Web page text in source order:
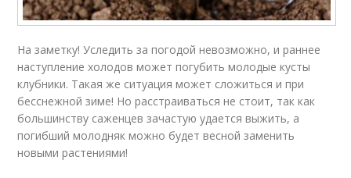
На заметку! Уследить за погодой невозможно, и раннее
наступление холодов может погубить молодые кусты
клубники. Такая же ситуация может сложиться и при
бесснежной зиме! Но расстраиваться не стоит, так как
большинству саженцев зачастую удается выжить, а
погибший молодняк можно будет весной заменить
новыми растениями!